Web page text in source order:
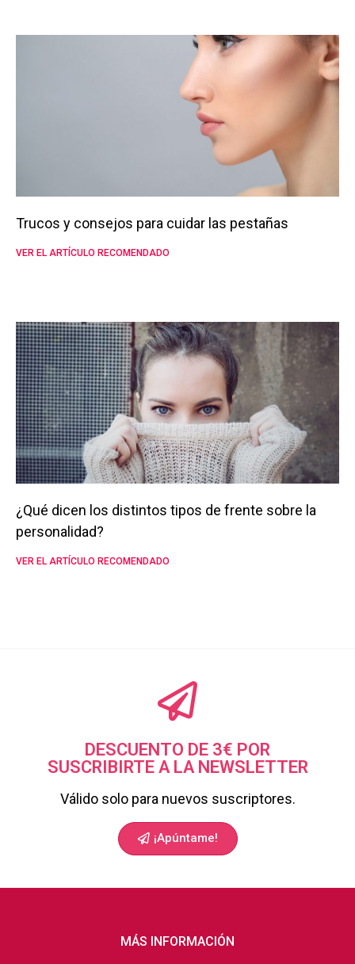
Trucos y consejos para cuidar las pestañas
VER EL ARTÍCULO RECOMENDADO
¿Qué dicen los distintos tipos de frente sobre la
personalidad?
VER EL ARTÍCULO RECOMENDADO
DESCUENTO DE 3€ POR
SUSCRIBIRTE A LA NEWSLETTER
Válido solo para nuevos suscriptores.
¡Apúntame!
MÁS INFORMACIÓN